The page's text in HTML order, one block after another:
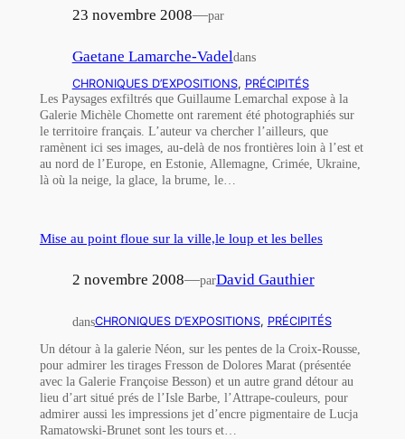
23 novembre 2008—par
Gaetane Lamarche-Vadeldans
CHRONIQUES D’EXPOSITIONS, PRÉCIPITÉS
Les Paysages exfiltrés que Guillaume Lemarchal expose à la
Galerie Michèle Chomette ont rarement été photographiés sur
le territoire français. L’auteur va chercher l’ailleurs, que
ramènent ici ses images, au-delà de nos frontières loin à l’est et
au nord de l’Europe, en Estonie, Allemagne, Crimée, Ukraine,
là où la neige, la glace, la brume, le…
Mise au point floue sur la ville,le loup et les belles
2 novembre 2008—parDavid Gauthier
dansCHRONIQUES D’EXPOSITIONS, PRÉCIPITÉS
Un détour à la galerie Néon, sur les pentes de la Croix-Rousse,
pour admirer les tirages Fresson de Dolores Marat (présentée
avec la Galerie Françoise Besson) et un autre grand détour au
lieu d’art situé prés de l’Isle Barbe, l’Attrape-couleurs, pour
admirer aussi les impressions jet d’encre pigmentaire de Lucja
Ramatowski-Brunet sont les tours et…